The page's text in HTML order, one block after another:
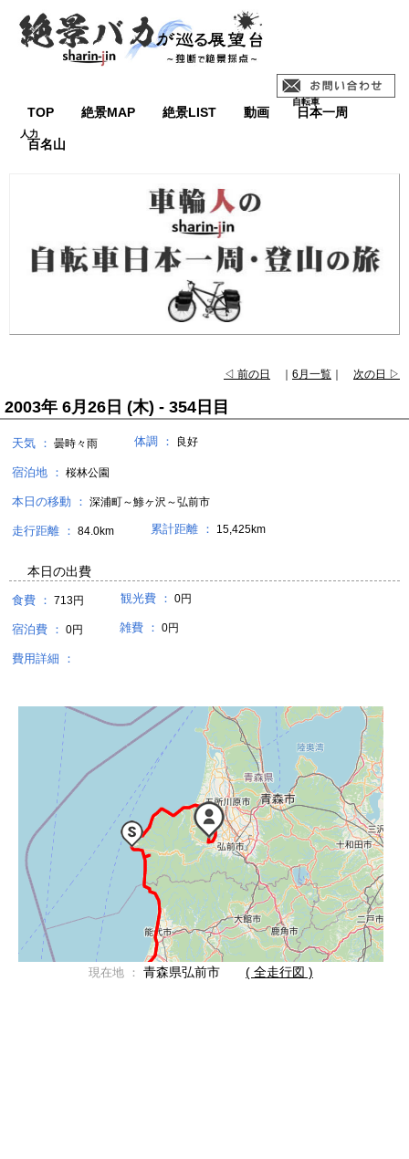
TOP 絶景MAP 絶景LIST 動画 日本一周
百名山
◁ 前の日 6月一覧 次の日 ▷
2003年 6月26日 (木) - 354日目
天気 ： 曇時々雨 体調 ： 良好
宿泊地 ： 桜林公園
本日の移動 ： 深浦町～鯵ヶ沢～弘前市
走行距離 ： 84.0km 累計距離 ： 15,425km
本日の出費
食費 ： 713円 観光費 ： 0円
宿泊費 ： 0円 雑費 ： 0円
費用詳細 ：
現在地 ： 青森県弘前市 ( 全走行図 )